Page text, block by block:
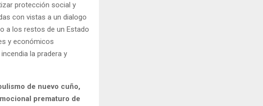
protección social y
con vistas a un dialogo
a los restos de un Estado
y económicos
la pradera y
de nuevo cuño,
prematuro de